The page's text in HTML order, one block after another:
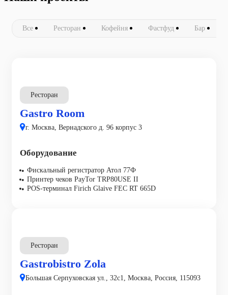
Все Ресторан Кофейня Фастфуд Бар
Ресторан
Gastro Room
г. Москва, Вернадского д. 96 корпус 3
Оборудование
Фискальный регистратор Атол 77Ф
Принтер чеков PayTor TRP80USE II
POS-терминал Firich Glaive FEC RT 665D
Ресторан
Gastrobistro Zola
Большая Серпуховская ул., 32с1, Москва, Россия, 115093